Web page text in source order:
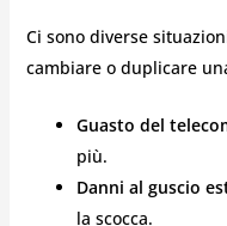
Ci sono diverse
cambiare o duplicare
Guasto del
più.
Danni al guscio
la scocca.